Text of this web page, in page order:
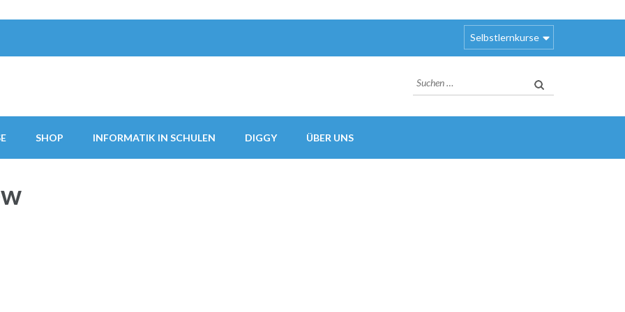
Selbstlernkurse
Suchen
nach:
SHOP INFORMATIK IN SCHULEN DIGGY ÜBER UNS